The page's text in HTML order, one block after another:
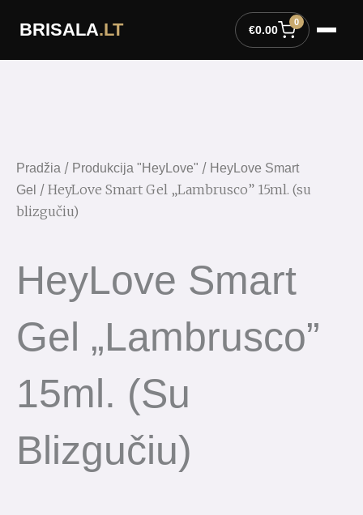
BRISALA.LT €0.00
0
Pradžia / Produkcija "HeyLove" / HeyLove Smart
Gel / HeyLove Smart Gel „Lambrusco” 15ml. (su
blizgučiu)
HeyLove Smart
Gel „Lambrusco”
15ml. (su
Blizgučiu)